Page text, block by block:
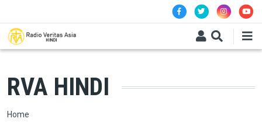
RVA HINDI
Breadcrumb
Home